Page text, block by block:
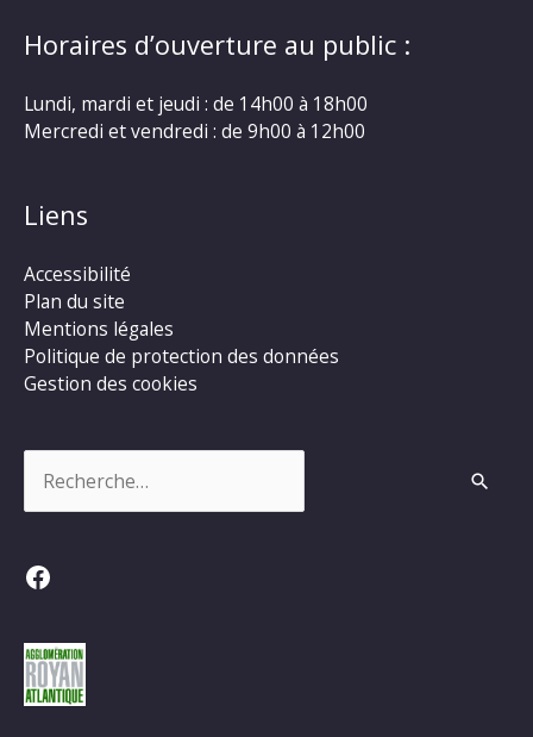
Horaires d’ouverture au public :
Lundi, mardi et jeudi : de 14h00 à 18h00
Mercredi et vendredi : de 9h00 à 12h00
Liens
Accessibilité
Plan du site
Mentions légales
Politique de protection des données
Gestion des cookies
Facebook